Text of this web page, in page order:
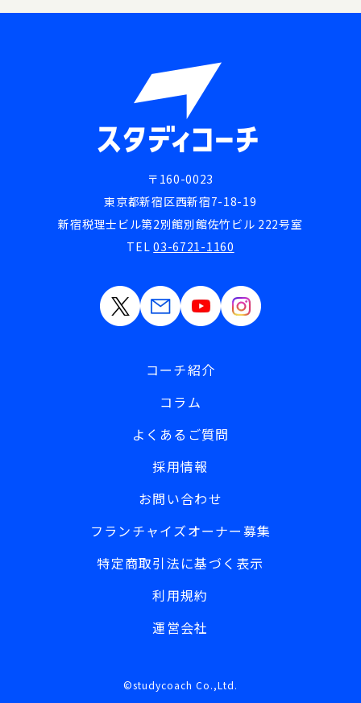
〒160-0023
東京都新宿区西新宿7-18-19
新宿税理士ビル第2別館別館佐竹ビル 222号室
TEL03-6721-1160
コーチ紹介
コラム
よくあるご質問
採用情報
お問い合わせ
フランチャイズオーナー募集
特定商取引法に基づく表示
利用規約
運営会社
©studycoach Co.,Ltd.